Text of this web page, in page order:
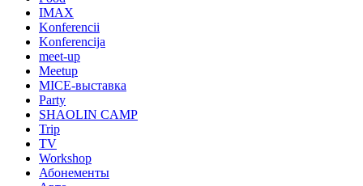
IMAX
Konferencii
Konferencija
meet-up
Meetup
MICE-выставка
Party
SHAOLIN CAMP
Trip
TV
Workshop
Абонементы